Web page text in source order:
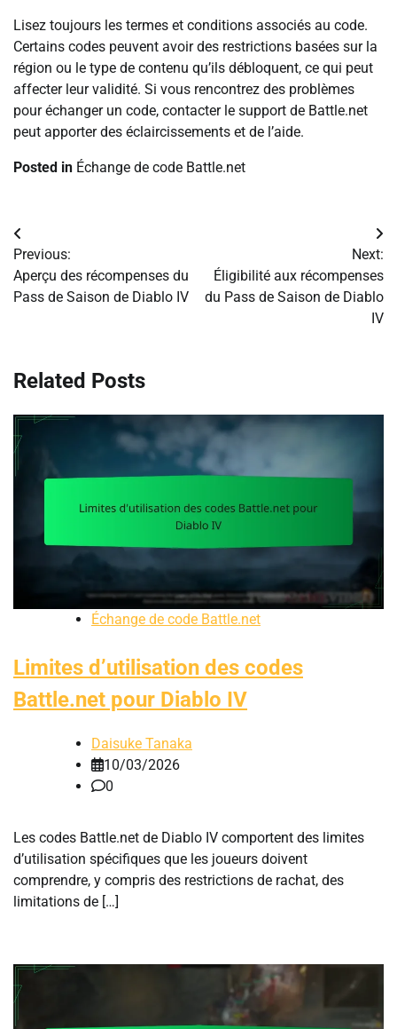
Lisez toujours les termes et conditions associés au code.
Certains codes peuvent avoir des restrictions basées sur la
région ou le type de contenu qu’ils débloquent, ce qui peut
affecter leur validité. Si vous rencontrez des problèmes
pour échanger un code, contacter le support de Battle.net
peut apporter des éclaircissements et de l’aide.
Posted in Échange de code Battle.net
Post
navigation
Previous:
Aperçu des récompenses du
Pass de Saison de Diablo IV
Next:
Éligibilité aux récompenses
du Pass de Saison de Diablo
IV
Related Posts
Échange de code Battle.net
Limites d’utilisation des codes
Battle.net pour Diablo IV
Daisuke Tanaka
10/03/2026
0
Les codes Battle.net de Diablo IV comportent des limites
d’utilisation spécifiques que les joueurs doivent
comprendre, y compris des restrictions de rachat, des
limitations de […]